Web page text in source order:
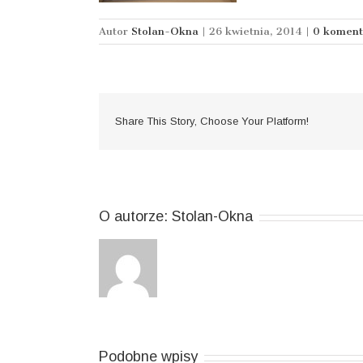
Autor Stolan-Okna | 26 kwietnia, 2014 | 0
Share This Story, Choose Your Platform!
O autorze: Stolan-Okna
Podobne wpisy